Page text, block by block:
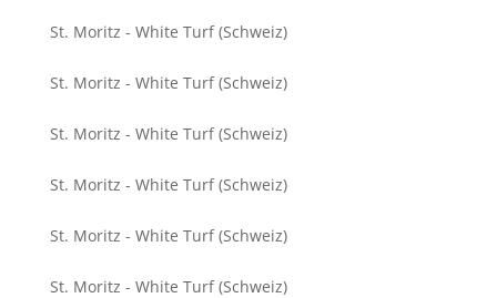
St. Moritz - White Turf (Schweiz)
St. Moritz - White Turf (Schweiz)
St. Moritz - White Turf (Schweiz)
St. Moritz - White Turf (Schweiz)
St. Moritz - White Turf (Schweiz)
St. Moritz - White Turf (Schweiz)